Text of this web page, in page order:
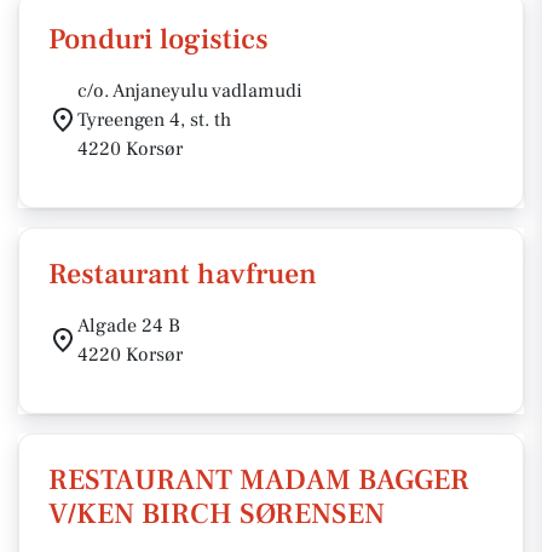
Ponduri logistics
c/o. Anjaneyulu vadlamudi
Tyreengen 4, st. th
4220 Korsør
Restaurant havfruen
Algade 24 B
4220 Korsør
RESTAURANT MADAM BAGGER
V/KEN BIRCH SØRENSEN